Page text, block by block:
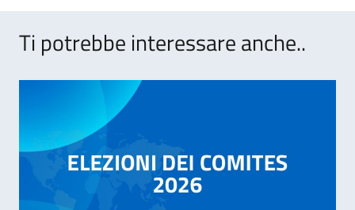
Ti potrebbe interessare anche..